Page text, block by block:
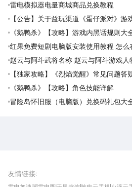
雷电模拟器电量商城商品兑换教程
【公告】关于益玩渠道《蛋仔派对》游
《鹅鸭杀》【攻略】游戏内黑话规则大
红果免费短剧电脑版安装使用教程 怎
赵云与阿斗武将名称 赵云与阿斗游戏人
【独家攻略】《烈焰觉醒》常见问题答
《鹅鸭杀》【攻略】角色技能详解
冒险岛怀旧服（电脑版）兑换码礼包大
友情链接: